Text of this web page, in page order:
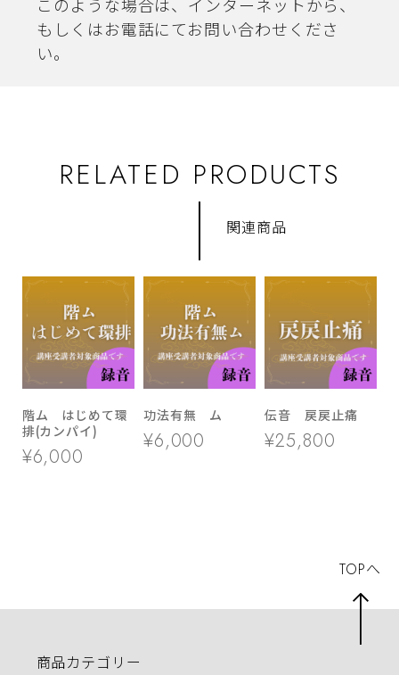
このような場合は、インターネットから、
もしくはお電話にてお問い合わせくださ
い。
RELATED PRODUCTS
関連商品
階ム はじめて環
排(カンパイ)
¥6,000
功法有無 ム
¥6,000
伝音 戻戻止痛
¥25,800
商品カテゴリー
TOPへ